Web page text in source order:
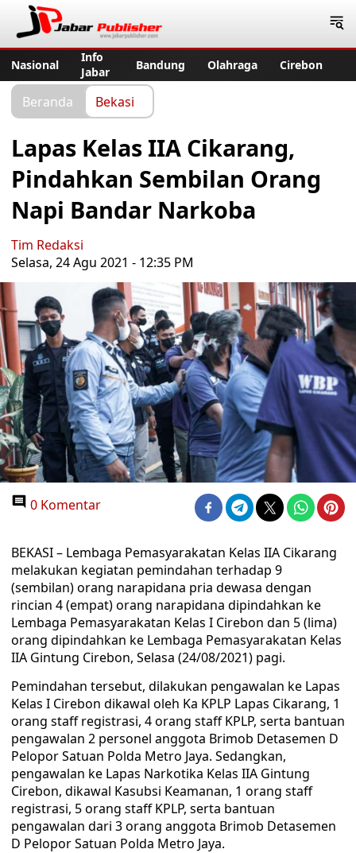
Nasional
Info
Jabar
Bandung Olahraga Cirebon
Beranda Bekasi
Lapas Kelas IIA Cikarang,
Pindahkan Sembilan Orang
Napi Bandar Narkoba
Tim Redaksi
Selasa, 24 Agu 2021 - 12:35 PM
0 Komentar
BEKASI – Lembaga Pemasyarakatan Kelas IIA Cikarang
melakukan kegiatan pemindahan terhadap 9
(sembilan) orang narapidana pria dewasa dengan
rincian 4 (empat) orang narapidana dipindahkan ke
Lembaga Pemasyarakatan Kelas I Cirebon dan 5 (lima)
orang dipindahkan ke Lembaga Pemasyarakatan Kelas
IIA Gintung Cirebon, Selasa (24/08/2021) pagi.
Pemindahan tersebut, dilakukan pengawalan ke Lapas
Kelas I Cirebon dikawal oleh Ka KPLP Lapas Cikarang, 1
orang staff registrasi, 4 orang staff KPLP, serta bantuan
pengawalan 2 personel anggota Brimob Detasemen D
Pelopor Satuan Polda Metro Jaya. Sedangkan,
pengawalan ke Lapas Narkotika Kelas IIA Gintung
Cirebon, dikawal Kasubsi Keamanan, 1 orang staff
registrasi, 5 orang staff KPLP, serta bantuan
pengawalan dari 3 orang anggota Brimob Detasemen
D Pelopor Satuan Polda Metro Jaya.